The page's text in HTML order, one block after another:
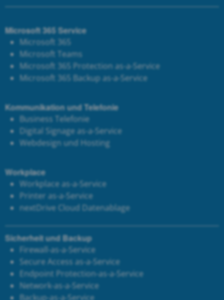
Microsoft 365 Service
Microsoft 365
Microsoft Teams
Microsoft 365 Protection as-a-Service
Microsoft 365 Backup as-a-Service
Kommunikation und Telefonie
Business Telefonie
Digital Signage as-a-Service
Webdesign und Hosting
Workplace
Workplace as-a-Service
Printer as-a-Service
nextDrive Cloud Datenablage
Sicherheit und Backup
Firewall-as-a-Service
Secure Access as-a-Service
Endpoint Protection-as-a-Service
Network-as-a-Service
Backup-as-a-Service